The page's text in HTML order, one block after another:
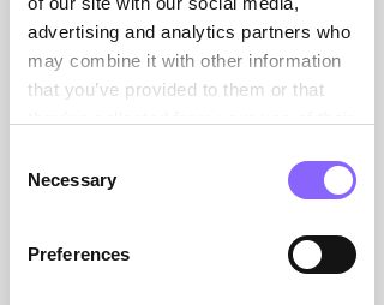
advertising and analytics partners who
may combine it with other information
that you’ve provided to them or that
Selection
Necessary
Preferences
Interim Management en
RH
➝ en savoir plus